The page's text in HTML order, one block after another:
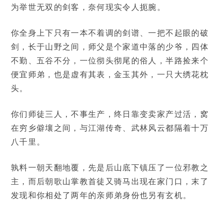
为举世无双的剑客，奈何现实令人扼腕。
你全身上下只有一本不着调的剑谱、一把不起眼的破
剑，长于山野之间，师父是个家道中落的少爷，四体
不勤、五谷不分，一位彻头彻尾的俗人，半路捡来个
便宜师弟，也是虚有其表，金玉其外，一只大绣花枕
头。
你们师徒三人，不事生产，终日靠变卖家产过活，窝
在穷乡僻壤之间，与江湖传奇、武林风云都隔着十万
八千里。
孰料一朝天翻地覆，先是后山底下镇压了一位邪教之
主，而后朝歌山掌教首徒又骑马出现在家门口，末了
发现和你相处了两年的亲师弟身份也另有玄机。